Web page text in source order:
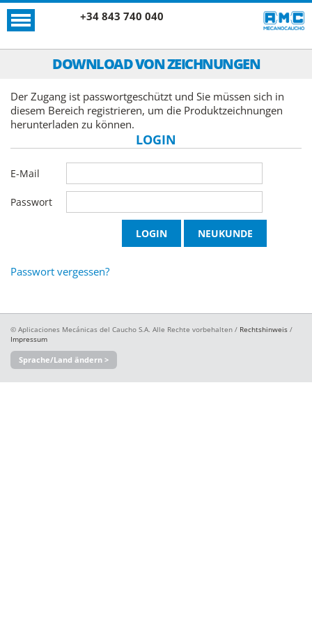
+34 843 740 040
DOWNLOAD VON ZEICHNUNGEN
Der Zugang ist passwortgeschützt und Sie müssen sich in
diesem Bereich registrieren, um die Produktzeichnungen
herunterladen zu können.
LOGIN
E-Mail
Passwort
Passwort vergessen?
© Aplicaciones Mecánicas del Caucho S.A. Alle Rechte vorbehalten / Rechtshinweis /
Impressum
Sprache/Land ändern >